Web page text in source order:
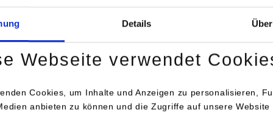
Details
Webseite verwendet
Cookies, um Inhalte und Anzeigen zu personalisieren,
anbieten zu können und die Zugriffe auf unsere Website
/ Künstliche Intelligenz
GMG GmbH & Co. KG
72072 Tübingen